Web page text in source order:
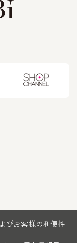
びお客様の利便性